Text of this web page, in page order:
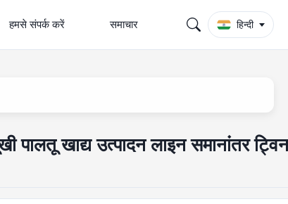
हमसे संपर्क करें समाचार हिन्दी
पालतू खाद्य उत्पादन लाइन समानांतर